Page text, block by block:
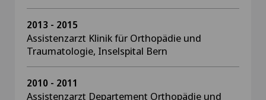
2013 - 2015
Assistenzarzt Klinik für Orthopädie und
Traumatologie, Inselspital Bern
2010 - 2011
Assistenzarzt Departement Orthopädie und